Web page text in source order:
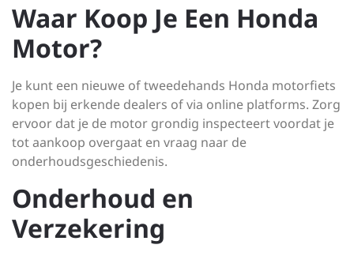
Waar Koop Je Een Honda
Motor?
Je kunt een nieuwe of tweedehands Honda motorfiets
kopen bij erkende dealers of via online platforms. Zorg
ervoor dat je de motor grondig inspecteert voordat je
tot aankoop overgaat en vraag naar de
onderhoudsgeschiedenis.
Onderhoud en
Verzekering